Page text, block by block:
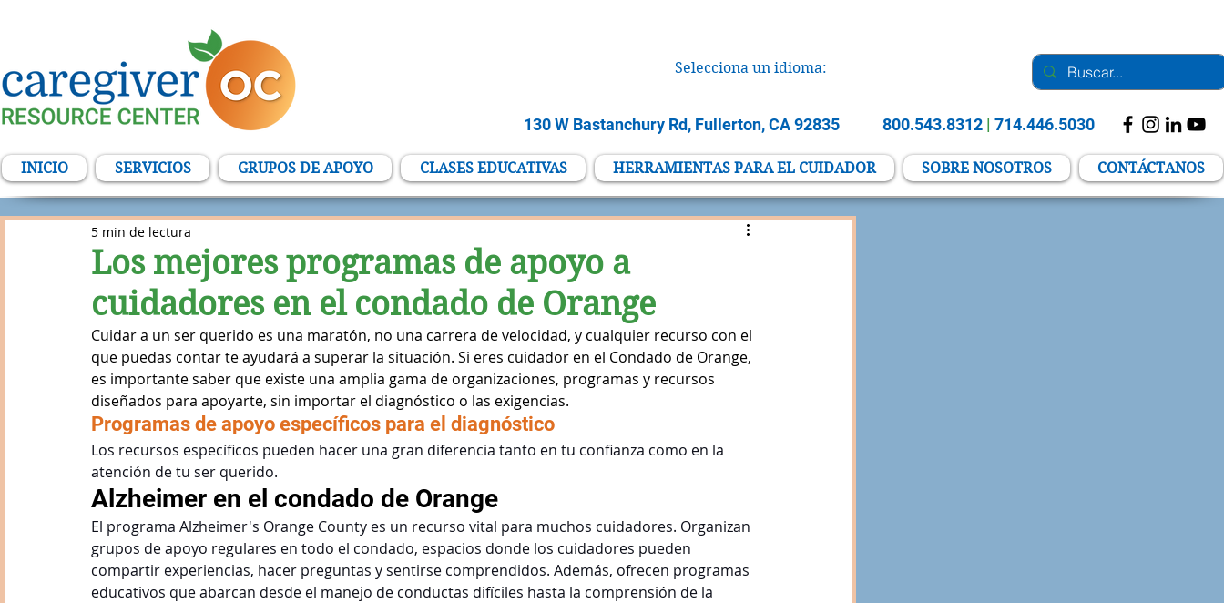
Selecciona un idioma:
130 W Bastanchury Rd, Fullerton, CA 92835 800.543.8312 | 714.446.5030
INICIO SERVICIOS GRUPOS DE APOYO CLASES EDUCATIVAS HERRAMIENTAS PARA EL CUIDADOR SOBRE NOSOTROS CONTÁCTANOS
Los mejores programas de apoyo a
cuidadores en el condado de Orange
5 min de lectura
Cuidar a un ser querido es una maratón, no una carrera de velocidad, y cualquier recurso con el
que puedas contar te ayudará a superar la situación. Si eres cuidador en el Condado de Orange,
es importante saber que existe una amplia gama de organizaciones, programas y recursos
diseñados para apoyarte, sin importar el diagnóstico o las exigencias.
Programas de apoyo específicos para el diagnóstico
Los recursos específicos pueden hacer una gran diferencia tanto en tu confianza como en la
atención de tu ser querido.
Alzheimer en el condado de Orange
El programa Alzheimer's Orange County es un recurso vital para muchos cuidadores. Organizan
grupos de apoyo regulares en todo el condado, espacios donde los cuidadores pueden
compartir experiencias, hacer preguntas y sentirse comprendidos. Además, ofrecen programas
educativos que abarcan desde el manejo de conductas difíciles hasta la comprensión de la